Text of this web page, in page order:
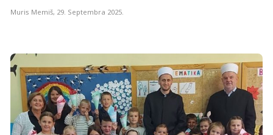
Muris Memiš, 29. Septembra 2025.